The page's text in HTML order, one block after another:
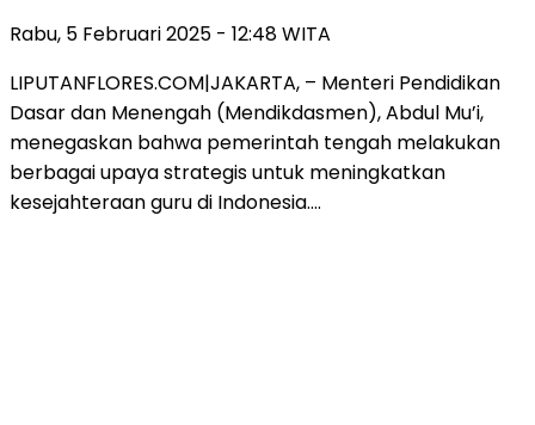
Rabu, 5 Februari 2025 - 12:48 WITA
LIPUTANFLORES.COM|JAKARTA, – Menteri Pendidikan
Dasar dan Menengah (Mendikdasmen), Abdul Mu’i,
menegaskan bahwa pemerintah tengah melakukan
berbagai upaya strategis untuk meningkatkan
kesejahteraan guru di Indonesia….